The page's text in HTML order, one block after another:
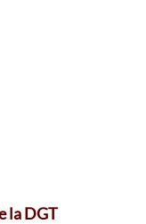
la DGT